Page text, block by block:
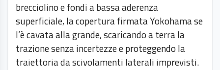
brecciolino e fondi a bassa aderenza
superficiale, la copertura firmata Yokohama se
l’è cavata alla grande, scaricando a terra la
trazione senza incertezze e proteggendo la
traiettoria da scivolamenti laterali imprevisti.